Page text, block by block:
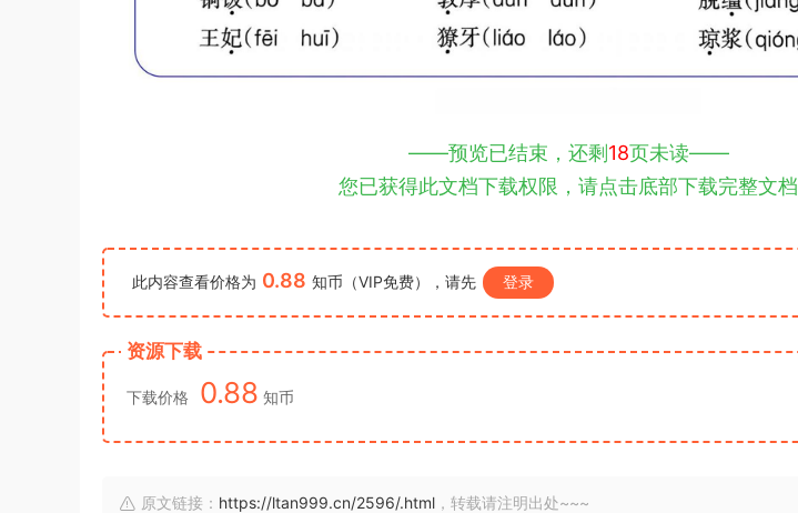
——预览已结束，还剩18页未读——
您已获得此文档下载权限，请点击底部下载完整文档
此内容查看价格为 0.88 知币（VIP免费），请先 登录
资源下载
下载价格 0.88 知币
原文链接： https://ltan999.cn/2596/.html ，转载请注明出处~~~